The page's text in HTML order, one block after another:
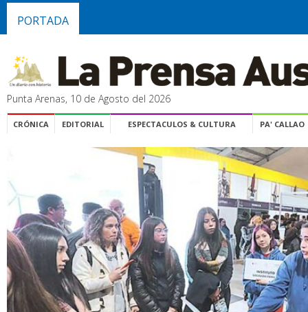
PORTADA
Punta Arenas, 10 de Agosto del 2026
CRÓNICA EDITORIAL ESPECTACULOS & CULTURA PA' CALLAO